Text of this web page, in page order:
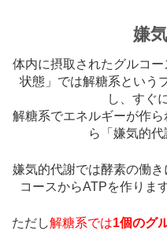
嫌
体内に摂取されたグルコ
状態」では解糖系という
し、すぐ
解糖系でエネルギーが作
ら「嫌気的代
嫌気的代謝では酵素の働
コースからATPを作りま
ただし解糖系では1個のグ